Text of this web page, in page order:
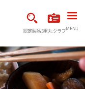
認定製品3重丸クラブMENU